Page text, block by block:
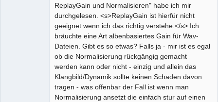
ReplayGain und Normalisieren" habe ich mir
durchgelesen. <s>ReplayGain ist hierfür nicht
geeignet wenn ich das richtig verstehe.</s> Ich
bräuchte eine Art albenbasiertes Gain für Wav-
Dateien. Gibt es so etwas? Falls ja - mir ist es egal
ob die Normalisierung rückgängig gemacht
werden kann oder nicht - einzig und allein das
Klangbild/Dynamik sollte keinen Schaden davon
tragen - was offenbar der Fall ist wenn man
Normalisierung ansetzt die einfach stur auf einen